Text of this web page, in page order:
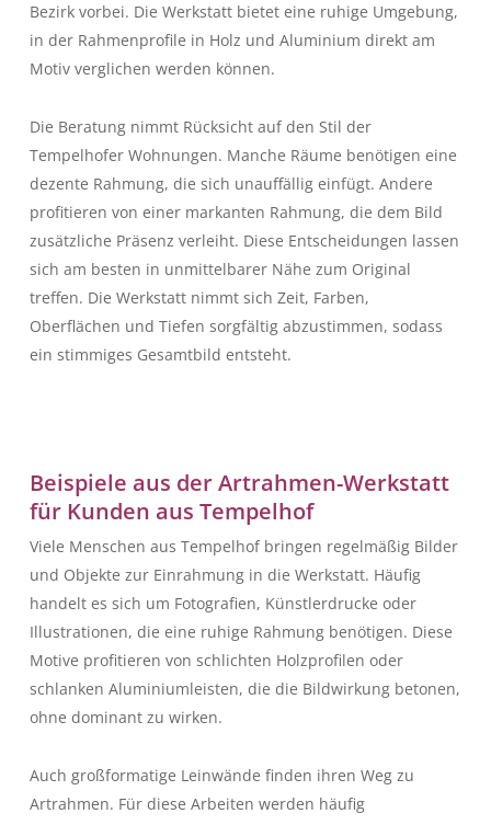
Bezirk vorbei. Die Werkstatt bietet eine ruhige Umgebung,
in der Rahmenprofile in Holz und Aluminium direkt am
Motiv verglichen werden können.
Die Beratung nimmt Rücksicht auf den Stil der
Tempelhofer Wohnungen. Manche Räume benötigen eine
dezente Rahmung, die sich unauffällig einfügt. Andere
profitieren von einer markanten Rahmung, die dem Bild
zusätzliche Präsenz verleiht. Diese Entscheidungen lassen
sich am besten in unmittelbarer Nähe zum Original
treffen. Die Werkstatt nimmt sich Zeit, Farben,
Oberflächen und Tiefen sorgfältig abzustimmen, sodass
ein stimmiges Gesamtbild entsteht.
Beispiele aus der Artrahmen-Werkstatt
für Kunden aus Tempelhof
Viele Menschen aus Tempelhof bringen regelmäßig Bilder
und Objekte zur Einrahmung in die Werkstatt. Häufig
handelt es sich um Fotografien, Künstlerdrucke oder
Illustrationen, die eine ruhige Rahmung benötigen. Diese
Motive profitieren von schlichten Holzprofilen oder
schlanken Aluminiumleisten, die die Bildwirkung betonen,
ohne dominant zu wirken.
Auch großformatige Leinwände finden ihren Weg zu
Artrahmen. Für diese Arbeiten werden häufig